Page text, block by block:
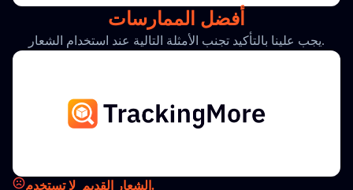
أفضل الممارسات
يجب علينا بالتأكيد تجنب الأمثلة التالية عند استخدام الشعار.
لا تستخدم الشعار القديم.